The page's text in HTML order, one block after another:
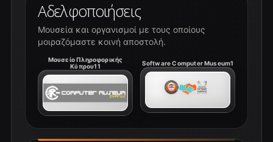
Αδελφοποιήσεις
Μουσεία και οργανισμοί με τους οποίους
μοιραζόμαστε κοινή αποστολή.
Μουσείο Πληροφορικής
Κύπρου11
Software Computer Museum1